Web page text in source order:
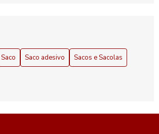
saco plástico para documentos
Envelope: 7 Ideias Criativas e Práticas
Envelope: A Solução Prática e
Envelope: Como Escolher o Ideal para
Saco Saco adesivo
Sacos e Sacolas